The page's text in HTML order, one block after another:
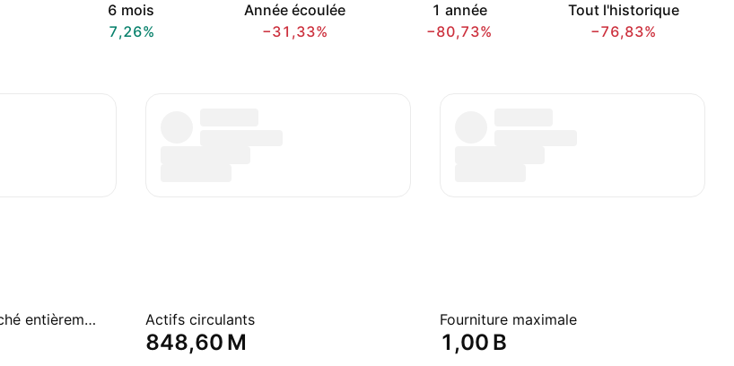
6 mois
7,26%
Année écoulée
−31,33%
1 année
−80,73%
Tout l'historique
−76,83%
Capitalisation de marché entièrement diluée Actifs circulants
‪848,60 M‬
Fourniture maximale
‪1,00 B‬